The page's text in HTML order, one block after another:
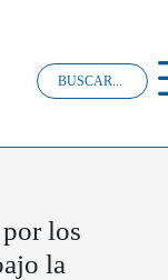
los
la